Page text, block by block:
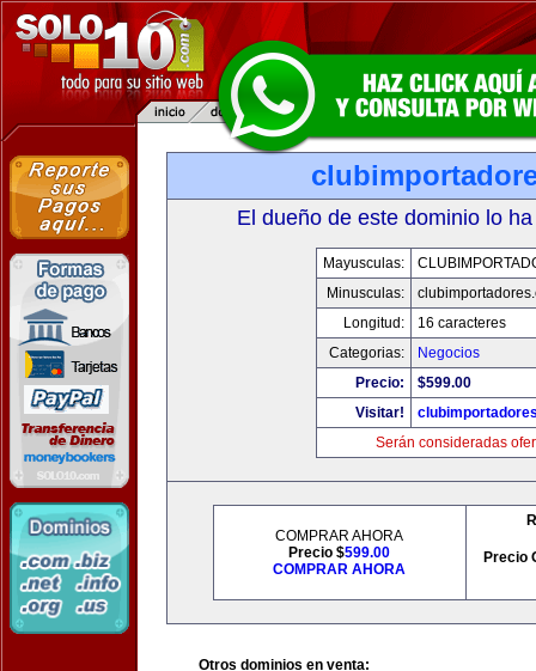
El dueño de este dominio lo
Mayusculas:
Minusculas:
Longitud:
16 caracteres
Categorias:
Negocios
Precio:
$599.00
Visitar!
Serán consideradas
COMPRAR AHORA
Precio $599.00
COMPRAR AHORA
Precio
Otros dominios en venta: